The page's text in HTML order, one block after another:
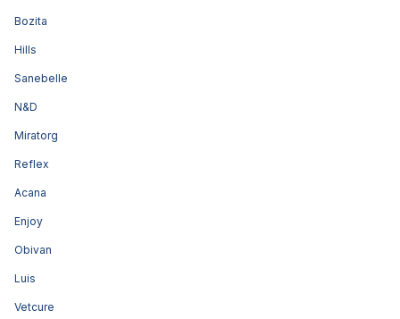
Bozita
Hills
Sanebelle
N&D
Miratorg
Reflex
Acana
Enjoy
Obivan
Luis
Vetcure